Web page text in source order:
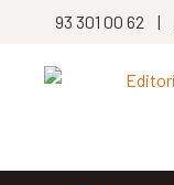
93 301 00 62 |